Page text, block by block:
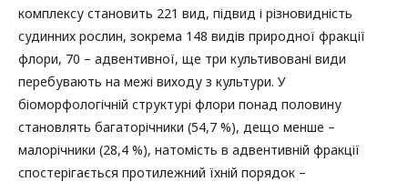
комплексу становить 221 вид, підвид і різновидність
судинних рослин, зокрема 148 видів природної фракції
флори, 70 – адвентивної, ще три культивовані види
перебувають на межі виходу з культури. У
біоморфологічній структурі флори понад половину
становлять багаторічники (54,7 %), дещо менше –
малорічники (28,4 %), натомість в адвентивній фракції
спостерігається протилежний їхній порядок –